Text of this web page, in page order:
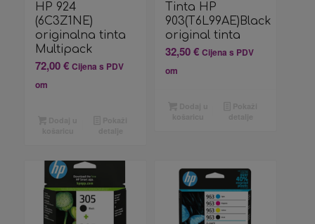
HP 924
(6C3Z1NE)
originalna tinta
Multipack
72,00€ Cijena s PDV
om
Tinta HP
903(T6L99AE)Black
original tinta
32,50€ Cijena s PDV
om